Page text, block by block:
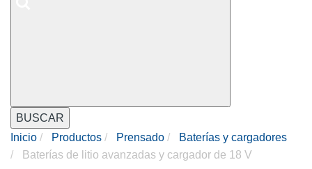
BUSCAR
Inicio
Productos Prensado
Baterías y cargadores
Baterías de litio avanzadas y cargador de 18 V